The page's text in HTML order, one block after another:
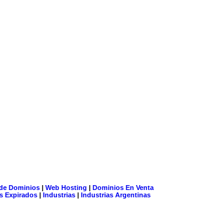
Dominios| Web Hosting | Dominios En Venta
Expirados | Industrias | Industrias Argentinas